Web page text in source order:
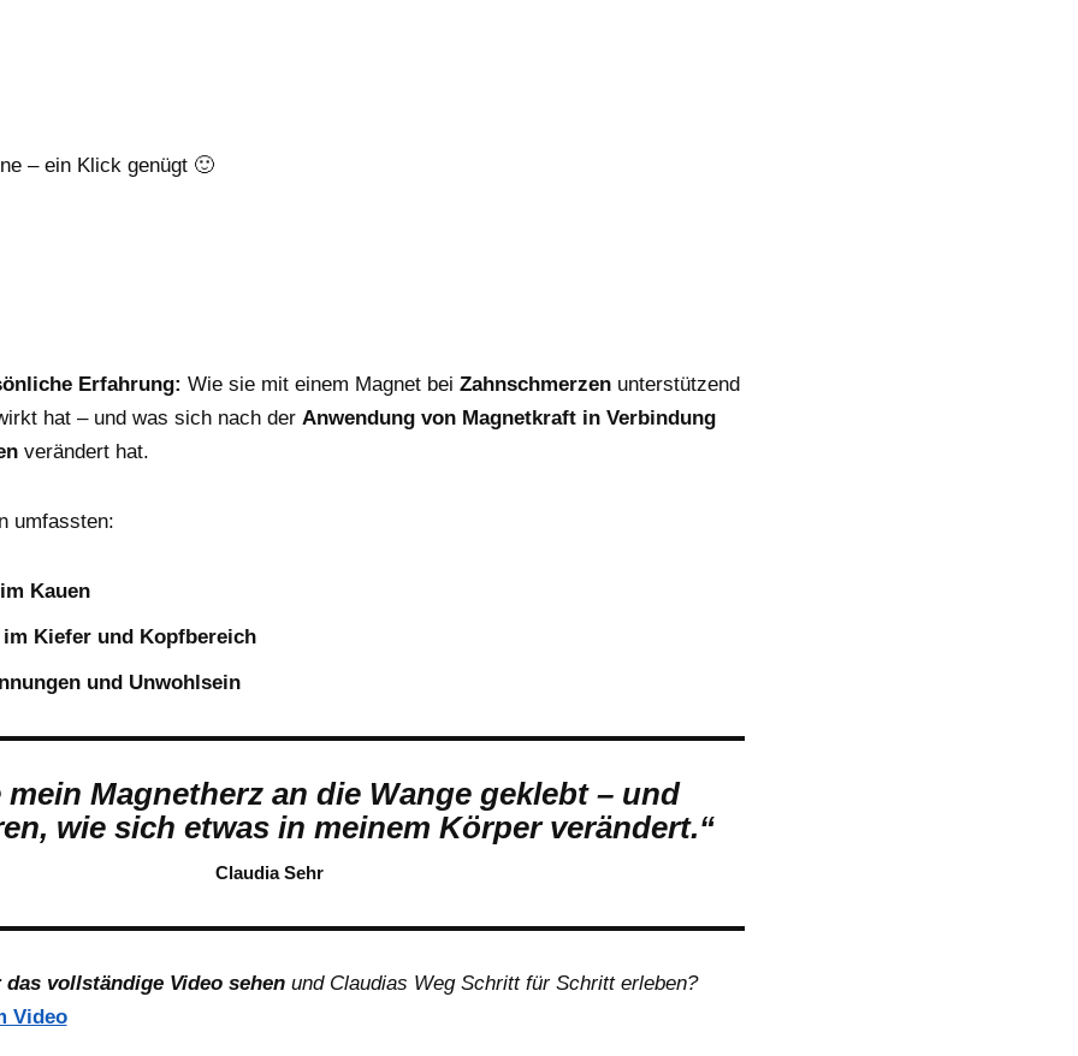
– ein Klick genügt 🙂
Erfahrung: Wie sie mit einem Magnet bei Zahnschmerzen unterstützend
hat – und was sich nach der Anwendung von Magnetkraft in Verbindung
verändert hat.
umfassten:
Kauen
Kiefer und Kopfbereich
und Unwohlsein
mein Magnetherz an die Wange geklebt – und
wie sich etwas in meinem Körper verändert.“
Claudia Sehr
das vollständige Video sehenund Claudias Weg Schritt für Schritt erleben?
Video